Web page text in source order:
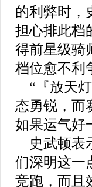
的利弊时，
担心排此档
得前星级骑
档位愈不利
“『放天灯
态勇锐，而
如果运气好
史武顿表
们深明这一
竞跑，而且